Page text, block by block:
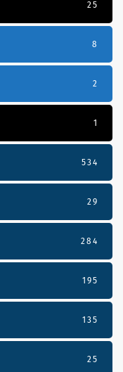
25
8
2
1
534
29
284
195
135
25